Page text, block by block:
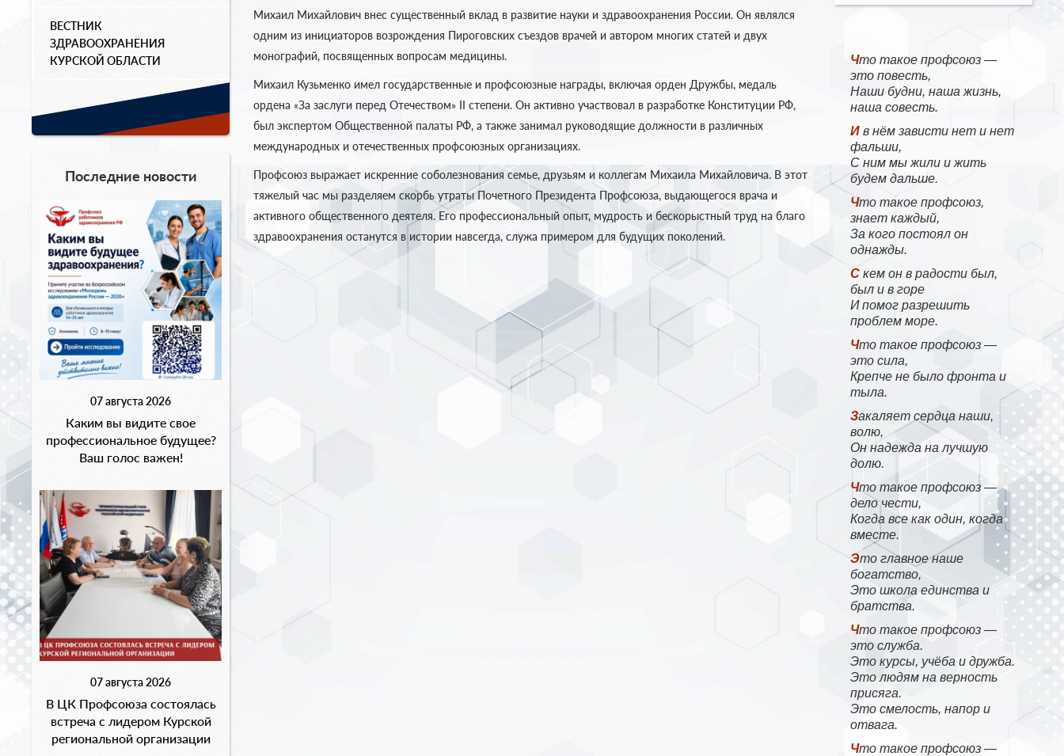
ВЕСТНИК
ЗДРАВООХРАНЕНИЯ
КУРСКОЙ ОБЛАСТИ
Последние новости
07 августа 2026
Каким вы видите свое
профессиональное будущее?
Ваш голос важен!
07 августа 2026
В ЦК Профсоюза состоялась
встреча с лидером Курской
региональной организации
Что такое профсоюз —
это повесть,
Наши будни, наша жизнь,
наша совесть.
И в нём зависти нет и нет
фальши,
С ним мы жили и жить
будем дальше.
Что такое профсоюз,
знает каждый,
За кого постоял он
однажды.
С кем он в радости был,
был и в горе
И помог разрешить
проблем море.
Что такое профсоюз —
это сила,
Крепче не было фронта и
тыла.
Закаляет сердца наши,
волю,
Он надежда на лучшую
долю.
Что такое профсоюз —
дело чести,
Когда все как один, когда
вместе.
Это главное наше
богатство,
Это школа единства и
братства.
Что такое профсоюз —
это служба.
Это курсы, учёба и дружба.
Это людям на верность
присяга.
Это смелость, напор и
отвага.
Что такое профсоюз —
Михаил Михайлович внес существенный вклад в развитие науки и здравоохранения России. Он являлся
одним из инициаторов возрождения Пироговских съездов врачей и автором многих статей и двух
монографий, посвященных вопросам медицины.
Михаил Кузьменко имел государственные и профсоюзные награды, включая орден Дружбы, медаль
ордена «За заслуги перед Отечеством» II степени. Он активно участвовал в разработке Конституции РФ,
был экспертом Общественной палаты РФ, а также занимал руководящие должности в различных
международных и отечественных профсоюзных организациях.
Профсоюз выражает искренние соболезнования семье, друзьям и коллегам Михаила Михайловича. В этот
тяжелый час мы разделяем скорбь утраты Почетного Президента Профсоюза, выдающегося врача и
активного общественного деятеля. Его профессиональный опыт, мудрость и бескорыстный труд на благо
здравоохранения останутся в истории навсегда, служа примером для будущих поколений.